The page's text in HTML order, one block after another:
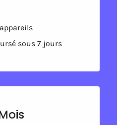
sous 7 jours